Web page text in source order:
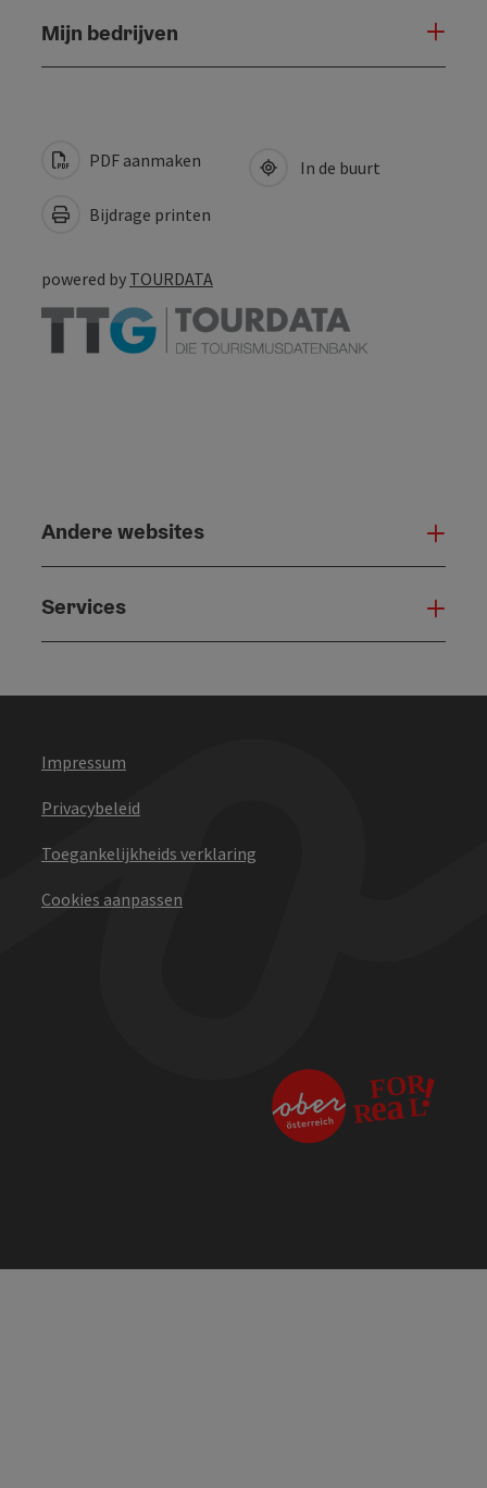
Mijn bedrijven
PDF aanmaken
Bijdrage printen
In de buurt
powered by TOURDATA
Andere websites
Services
Impressum
Privacybeleid
Toegankelijkheids verklaring
Cookies aanpassen